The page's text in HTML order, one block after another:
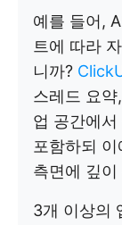
예를 들어,
트에 따라
니까?
스레드 요
업 공간에
포함하되
측면에 깊
3개 이상의